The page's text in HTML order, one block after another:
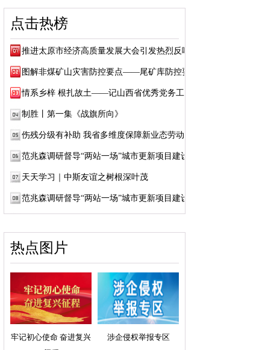
点击热榜
推进太原市经济高质量发展大会引发热烈反响
图解非煤矿山灾害防控要点——尾矿库防控要点
情系乡梓 根扎故土——记山西省优秀党务工作...
制胜丨第一集《战旗所向》
伤残分级有补助 我省多维度保障新业态劳动者...
范兆森调研督导“两站一场”城市更新项目建设
天天学习｜中斯友谊之树根深叶茂
范兆森调研督导“两站一场”城市更新项目建设
热点图片
牢记初心使命 奋进复兴
涉企侵权举报专区